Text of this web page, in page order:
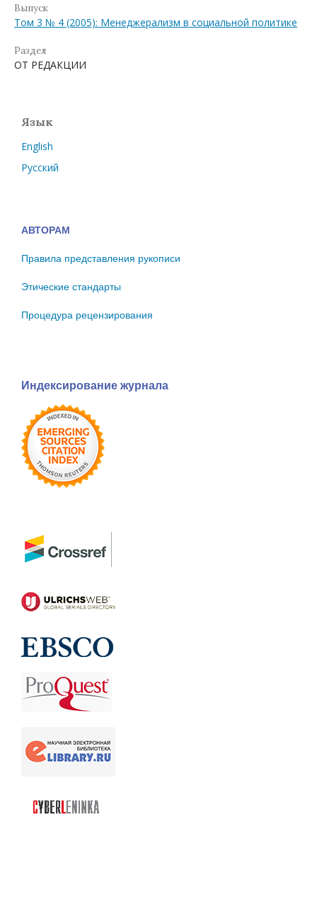
Выпуск
Том 3 № 4 (2005): Менеджерализм в социальной политике
Раздел
ОТ РЕДАКЦИИ
Язык
English
Русский
АВТОРАМ
Правила представления рукописи
Этические стандарты
Процедура рецензирования
Индексирование журнала